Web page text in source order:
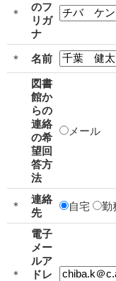
＊
のフ
リガ
ナ
＊ 名前
図書
館か
らの
連絡
の希
望回
答方
法
メール
＊
連絡
先
自宅 勤
＊
電子
メー
ルア
ドレ